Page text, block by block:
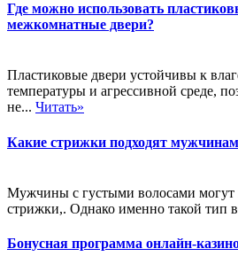
Где можно использовать
межкомнатные двери?
Пластиковые двери устойчивы к
температуры и агрессивной среде,
не... Читать»
Какие стрижки подходят
Мужчины с густыми волосами могут
стрижки,. Однако именно такой тип
Бонусная программа онлайн-